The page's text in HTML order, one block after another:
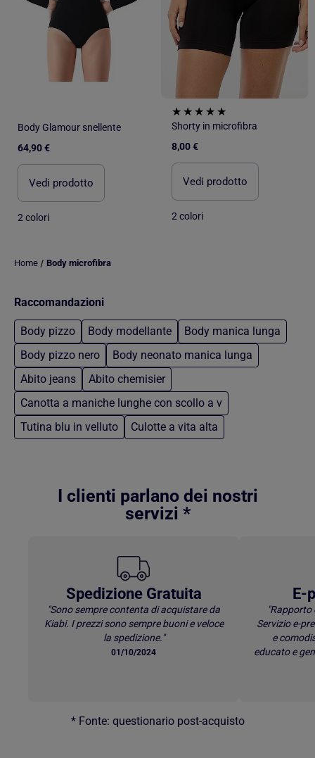
Body Glamour snellente
64,90 €
Vedi prodotto
2 colori
Shorty in microfibra
8,00 €
Vedi prodotto
2 colori
Home / Body microfibra
Raccomandazioni
Body pizzo Body modellante
Body manica lunga
Body pizzo nero
Body neonato manica lunga
Abito jeans
Abito chemisier
Canotta a maniche lunghe con scollo a v
Tutina blu in velluto
Culotte a vita alta
I clienti parlano dei nostri
servizi *
Spedizione Gratuita
"Sono sempre contenta di acquistare da
Kiabi. I prezzi sono sempre buoni e veloce
la spedizione."
01/10/2024
E-
Servizio e-
e
educato e
* Fonte: questionario post-acquisto